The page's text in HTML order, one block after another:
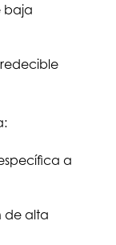
baja
a
de alta